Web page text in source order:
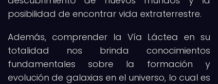
posibilidad de encontrar vida extraterrestre.
Además, comprender la Vía Láctea en su
totalidad nos brinda conocimientos
fundamentales sobre la formación y
evolución de galaxias en el universo, lo cual es